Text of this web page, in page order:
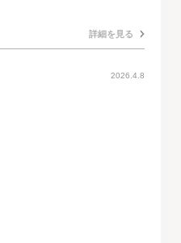
詳細を見る
2026.4.8